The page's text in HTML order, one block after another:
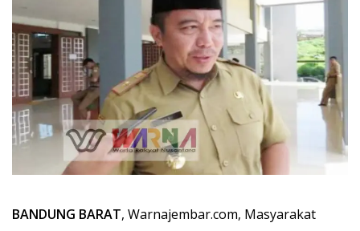
BANDUNG BARAT, Warnajembar.com, Masyarakat